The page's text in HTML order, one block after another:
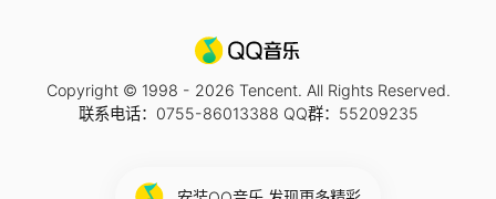
Copyright © 1998 - 2026 Tencent. All Rights Reserved.
联系电话：0755-86013388 QQ群：55209235